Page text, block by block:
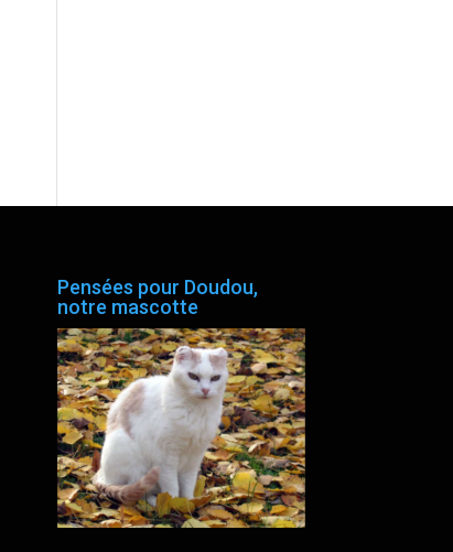
Pensées pour Doudou,
notre mascotte